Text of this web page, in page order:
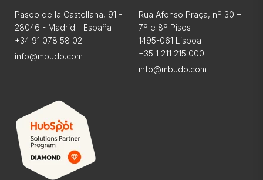
Paseo de la Castellana, 91 -
28046 - Madrid - España
+34 91 078 58 02
info@mbudo.com
Rua Afonso Praça, nº 30 –
7º e 8º Pisos
1495-061 Lisboa
+35 1 211 215 000
info@mbudo.com